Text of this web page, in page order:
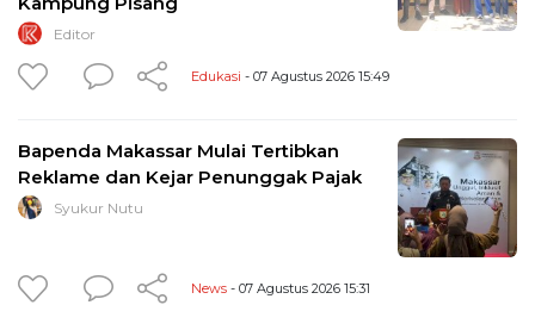
Editor
Edukasi - 07 Agustus 2026 15:49
Bapenda Makassar Mulai Tertibkan
Reklame dan Kejar Penunggak Pajak
Syukur Nutu
News - 07 Agustus 2026 15:31